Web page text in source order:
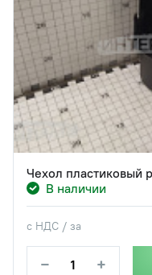
Чехол пластиковый
В наличии
с НДС / за
− +